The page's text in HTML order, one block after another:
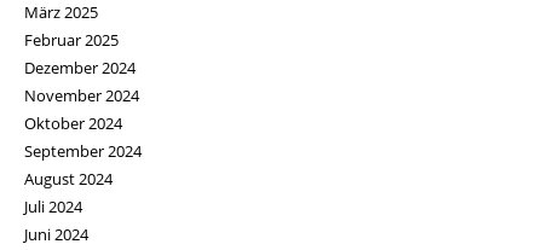
März 2025
Februar 2025
Dezember 2024
November 2024
Oktober 2024
September 2024
August 2024
Juli 2024
Juni 2024